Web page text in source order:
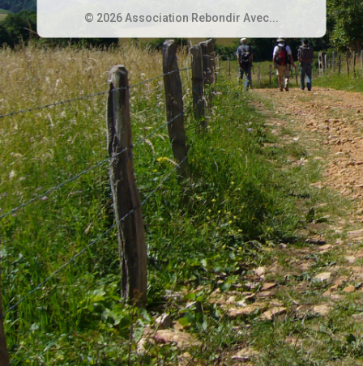
© 2026 Association Rebondir Avec...